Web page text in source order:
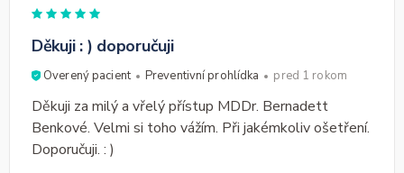
Děkuji : ) doporučuji
Overený pacient Preventivní prohlídka pred 1 rokom
Děkuji za milý a vřelý přístup MDDr. Bernadett
Benkové. Velmi si toho vážím. Při jakémkoliv ošetření.
Doporučuji. : )